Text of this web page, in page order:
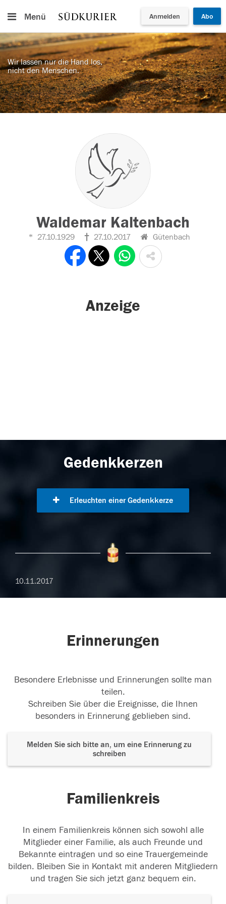
Menü Anmelden Abo
Wir lassen nur die Hand los,
nicht den Menschen.
Waldemar Kaltenbach
27.10.1929 27.10.2017 Gütenbach
Anzeige
Gedenkkerzen
Erleuchten einer Gedenkkerze
10.11.2017
Erinnerungen
Besondere Erlebnisse und Erinnerungen sollte man
teilen.
Schreiben Sie über die Ereignisse, die Ihnen
besonders in Erinnerung geblieben sind.
Melden Sie sich bitte an, um eine Erinnerung zu
schreiben
Familienkreis
In einem Familienkreis können sich sowohl alle
Mitglieder einer Familie, als auch Freunde und
Bekannte eintragen und so eine Trauergemeinde
bilden. Bleiben Sie in Kontakt mit anderen Mitgliedern
und tragen Sie sich jetzt ganz bequem ein.